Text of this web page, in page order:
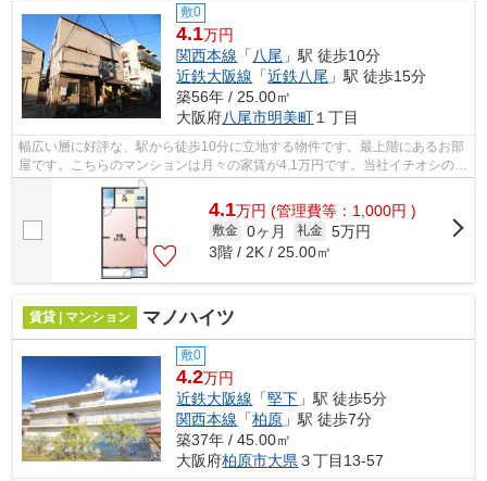
敷0
4.1万円
関西本線 「八尾 」駅 徒歩10分
近鉄大阪線 「近鉄八尾 」駅 徒歩15分
築56年 / 25.00㎡
大阪府八尾市明美町１丁目
幅広い層に好評な、駅から徒歩10分に立地する物件です。最上階にあるお部
屋です。こちらのマンションは月々の家賃が4.1万円です。当社イチオシの物
件の「明美マンション」。ぜひ一度ご...
4.1万円 (管理費等：1,000円 )
敷金 0ヶ月 礼金 5万円
3階 / 2K / 25.00㎡
賃貸 | マンション マノハイツ
敷0
4.2万円
近鉄大阪線 「堅下 」駅 徒歩5分
関西本線 「柏原 」駅 徒歩7分
築37年 / 45.00㎡
大阪府柏原市大県 ３丁目13-57